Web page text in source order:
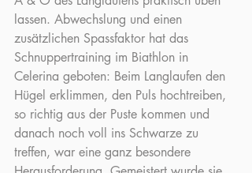
lassen. Abwechslung und einen
zusätzlichen Spassfaktor hat das
Schnuppertraining im Biathlon in
Celerina geboten: Beim Langlaufen den
Hügel erklimmen, den Puls hochtreiben,
so richtig aus der Puste kommen und
danach noch voll ins Schwarze zu
treffen, war eine ganz besondere